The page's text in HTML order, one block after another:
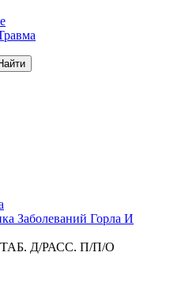
Заболеваний Горла И
Д/РАСС. П/П/О